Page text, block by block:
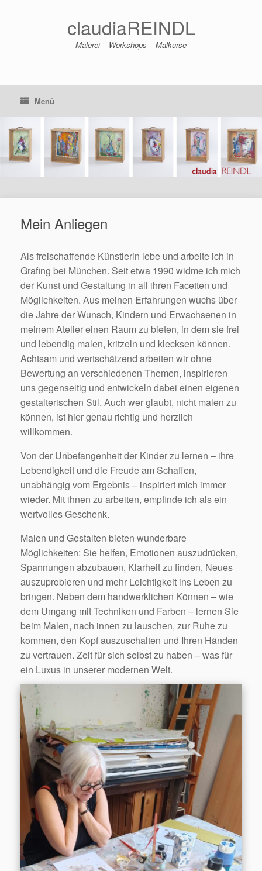
claudiaREINDL
Malerei – Workshops – Malkurse
Menü
Mein Anliegen
Als freischaffende Künstlerin lebe und arbeite ich in
Grafing bei München. Seit etwa 1990 widme ich mich
der Kunst und Gestaltung in all ihren Facetten und
Möglichkeiten. Aus meinen Erfahrungen wuchs über
die Jahre der Wunsch, Kindern und Erwachsenen in
meinem Atelier einen Raum zu bieten, in dem sie frei
und lebendig malen, kritzeln und klecksen können.
Achtsam und wertschätzend arbeiten wir ohne
Bewertung an verschiedenen Themen, inspirieren
uns gegenseitig und entwickeln dabei einen eigenen
gestalterischen Stil. Auch wer glaubt, nicht malen zu
können, ist hier genau richtig und herzlich
willkommen.
Von der Unbefangenheit der Kinder zu lernen – ihre
Lebendigkeit und die Freude am Schaffen,
unabhängig vom Ergebnis – inspiriert mich immer
wieder. Mit ihnen zu arbeiten, empfinde ich als ein
wertvolles Geschenk.
Malen und Gestalten bieten wunderbare
Möglichkeiten: Sie helfen, Emotionen auszudrücken,
Spannungen abzubauen, Klarheit zu finden, Neues
auszuprobieren und mehr Leichtigkeit ins Leben zu
bringen. Neben dem handwerklichen Können – wie
dem Umgang mit Techniken und Farben – lernen Sie
beim Malen, nach innen zu lauschen, zur Ruhe zu
kommen, den Kopf auszuschalten und Ihren Händen
zu vertrauen. Zeit für sich selbst zu haben – was für
ein Luxus in unserer modernen Welt.